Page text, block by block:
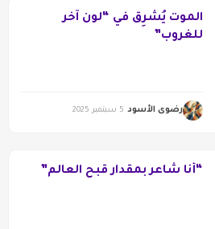
الموت يُشرِق في “لون آخر
للغروب”
رضوى الأسود 5 سبتمبر 2025
“أنا شاعر بمقدار قبح العالم”